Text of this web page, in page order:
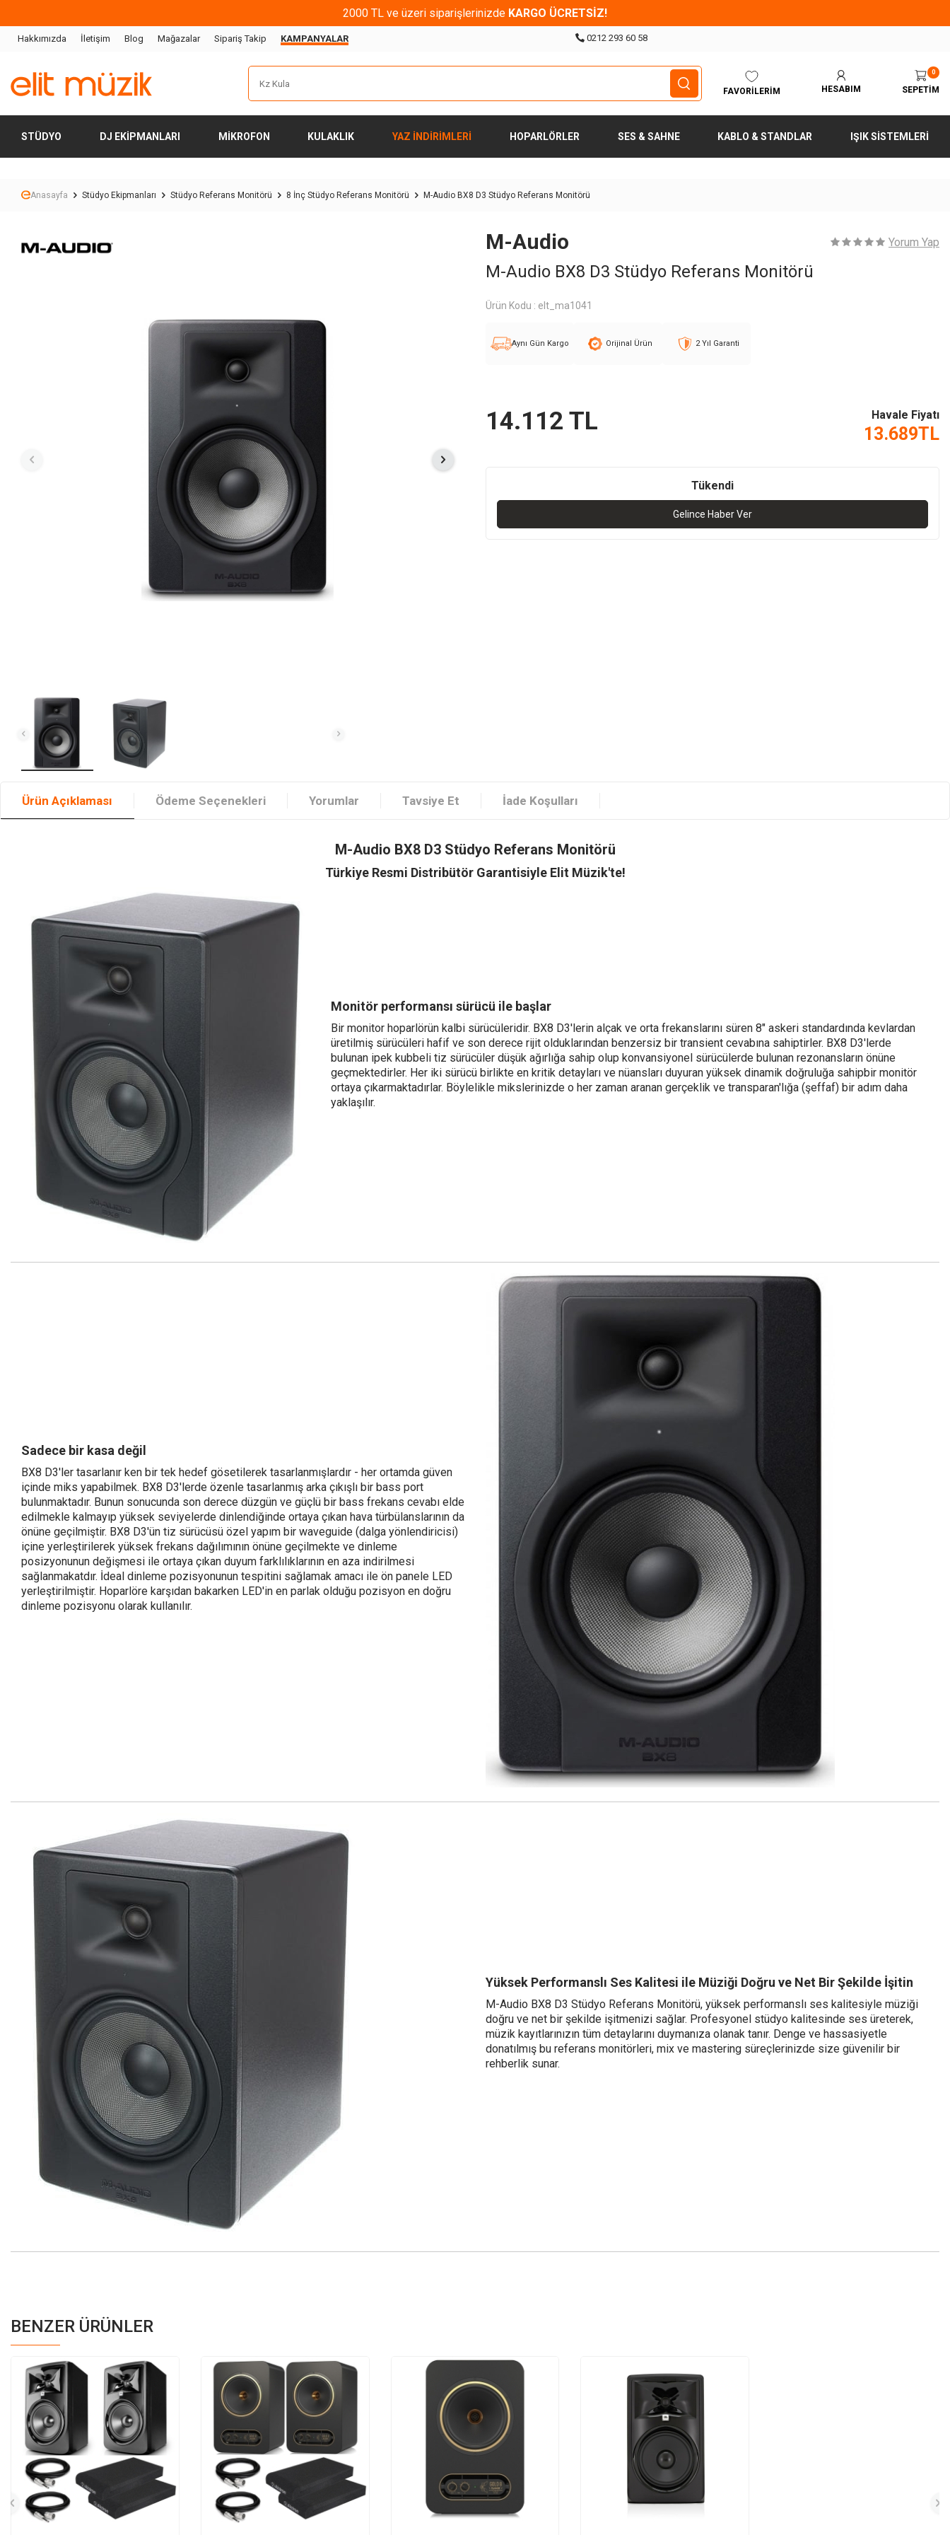
2000 TL ve üzeri siparişlerinizde KARGO ÜCRETSİZ!
Hakkımızda İletişim Blog Mağazalar Sipariş Takip KAMPANYALAR 0212 293 60 58
FAVORILERIM HESABIM
0
SEPETIM
STÜDYO DJ EKIPMANLARI MIKROFON KULAKLIK YAZ İNDİRİMLERİ HOPARLÖRLER SES & SAHNE KABLO & STANDLAR IŞIK SISTEMLERI
Anasayfa Stüdyo Ekipmanları Stüdyo Referans Monitörü 8 İnç Stüdyo Referans Monitörü M-Audio BX8 D3 Stüdyo Referans Monitörü
M-Audio Yorum Yap
M-Audio BX8 D3 Stüdyo Referans Monitörü
Ürün Kodu : elt_ma1041
Aynı Gün Kargo Orijinal Ürün 2 Yıl Garanti
14.112 TL Havale Fiyatı
13.689TL
Tükendi
Gelince Haber Ver
Ürün Açıklaması Ödeme Seçenekleri Yorumlar Tavsiye Et İade Koşulları
M-Audio BX8 D3 Stüdyo Referans Monitörü
Türkiye Resmi Distribütör Garantisiyle Elit Müzik'te!
Monitör performansı sürücü ile başlar
Bir monitor hoparlörün kalbi sürücüleridir. BX8 D3'lerin alçak ve orta frekanslarını süren 8" askeri standardında kevlardan
üretilmiş sürücüleri hafif ve son derece rijit olduklarından benzersiz bir transient cevabına sahiptirler. BX8 D3'lerde
bulunan ipek kubbeli tiz sürücüler düşük ağırlığa sahip olup konvansiyonel sürücülerde bulunan rezonansların önüne
geçmektedirler. Her iki sürücü birlikte en kritik detayları ve nüansları duyuran yüksek dinamik doğruluğa sahipbir monitör
ortaya çıkarmaktadırlar. Böylelikle mikslerinizde o her zaman aranan gerçeklik ve transparan'lığa (şeffaf) bir adım daha
yaklaşılır.
Sadece bir kasa değil
BX8 D3'ler tasarlanır ken bir tek hedef gösetilerek tasarlanmışlardır - her ortamda güven
içinde miks yapabilmek. BX8 D3'lerde özenle tasarlanmış arka çıkışlı bir bass port
bulunmaktadır. Bunun sonucunda son derece düzgün ve güçlü bir bass frekans cevabı elde
edilmekle kalmayıp yüksek seviyelerde dinlendiğinde ortaya çıkan hava türbülanslarının da
önüne geçilmiştir. BX8 D3'ün tiz sürücüsü özel yapım bir waveguide (dalga yönlendiricisi)
içine yerleştirilerek yüksek frekans dağılımının önüne geçilmekte ve dinleme
posizyonunun değişmesi ile ortaya çıkan duyum farklılıklarının en aza indirilmesi
sağlanmakatdır. İdeal dinleme pozisyonunun tespitini sağlamak amacı ile ön panele LED
yerleştirilmiştir. Hoparlöre karşıdan bakarken LED'in en parlak olduğu pozisyon en doğru
dinleme pozisyonu olarak kullanılır.
Yüksek Performanslı Ses Kalitesi ile Müziği Doğru ve Net Bir Şekilde İşitin
M-Audio BX8 D3 Stüdyo Referans Monitörü, yüksek performanslı ses kalitesiyle müziği
doğru ve net bir şekilde işitmenizi sağlar. Profesyonel stüdyo kalitesinde ses üreterek,
müzik kayıtlarınızın tüm detaylarını duymanıza olanak tanır. Denge ve hassasiyetle
donatılmış bu referans monitörleri, mix ve mastering süreçlerinizde size güvenilir bir
rehberlik sunar.
BENZER ÜRÜNLER